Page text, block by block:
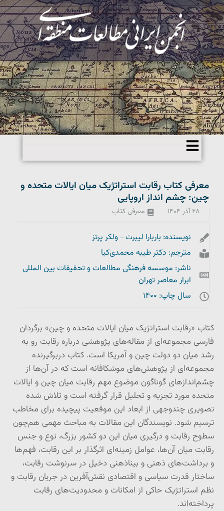
معرفی کتاب رقابت استراتژیک میان ایالات متحده و
چین: چشم انداز اروپایی
۲۸ آذر ۱۴۰۴ معرفی کتاب
نویسنده: باربارا لیبرت - ولکر پرتز
مترجم: دکتر طیبه محمدی‌کیا
ناشر: موسسه فرهنگی مطالعات و تحقیقات بین المللی
ابرار معاصر تهران
سال چاپ: 1400
کتاب «رقابت استراتژیک میان ایالات متحده و چین» برگردان
فارسی مجموعه‌ای از مقاله‌های پژوهشی درباره رقابت رو به
رشد میان دو دولت چین و آمریکا است. کتاب دربرگیرنده
مجموعه‌ای از پژوهش‌های موشکافانه است که در آن‌ها از
چشم‌اندازهای گوناگون موضوع مهم رقابت میان چین و ایالات
متحده مورد تجزیه و تحلیل قرار گرفته است و تلاش شده
تصویری چندوجهی از ابعاد این موقعیت پیچیده برای مخاطب
ترسیم شود. نویسندگان این مقالات به مباحث مهمی هم‌چون
سطوح رقابت و درگیری میان این دو کشور بزرگ، نوع و جنس
رقابت میان آن‌ها، عوامل زمینه‌ای اثرگذار بر این رقابت، فهم‌ها
و برداشت‌های ذهنی و بیناذهنی دخیل در سرنوشت رقابت،
ساختار قدرت سیاسی و اقتصادی نقش‌آفرین در جریان رقابت و
نظم استراتژیک حاکی از امکانات و محدودیت‌های رقابت
پرداخته‌اند.